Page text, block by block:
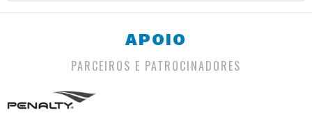
APOIO
PARCEIROS E PATROCINADORES